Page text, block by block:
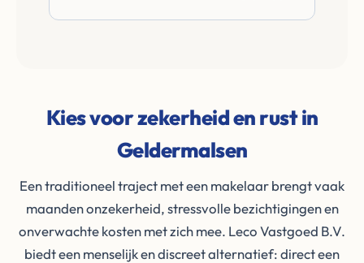
Kies voor zekerheid en rust in
Geldermalsen
Een traditioneel traject met een makelaar brengt vaak
maanden onzekerheid, stressvolle bezichtigingen en
onverwachte kosten met zich mee. Leco Vastgoed B.V.
biedt een menselijk en discreet alternatief: direct een